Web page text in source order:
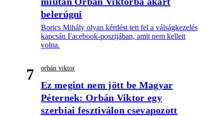
belerúgni
Borics Mihály olyan kérdést tett fel a válságkezelés
kapcsán Facebook-posztjában, amit nem kellett
volna.
7 orbán viktor
Ez megint nem jött be Magyar
Péternek: Orbán Viktor egy
szerbiai fesztiválon csevapozott